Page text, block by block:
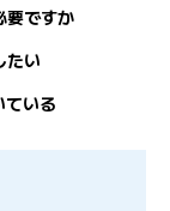
要ですか
たい
いる